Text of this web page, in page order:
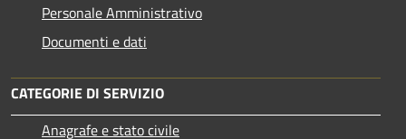
Personale Amministrativo
Documenti e dati
CATEGORIE DI SERVIZIO
Anagrafe e stato civile